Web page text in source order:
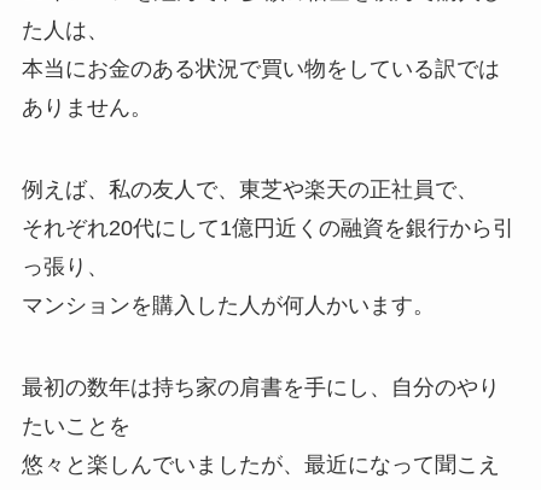
た人は、
本当にお金のある状況で買い物をしている訳では
ありません。
例えば、私の友人で、東芝や楽天の正社員で、
それぞれ20代にして1億円近くの融資を銀行から引
っ張り、
マンションを購入した人が何人かいます。
最初の数年は持ち家の肩書を手にし、自分のやり
たいことを
悠々と楽しんでいましたが、最近になって聞こえ